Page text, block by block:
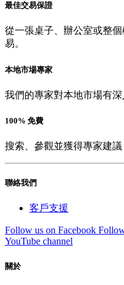
最佳交易保證
從一張桌子、辦公室或整
易。
本地市場專家
我們的專家對本地市場有
100% 免費
搜索、參觀並獲得專家建議
聯絡我們
客戶支援
Follow us on Facebook
YouTube channel
關於